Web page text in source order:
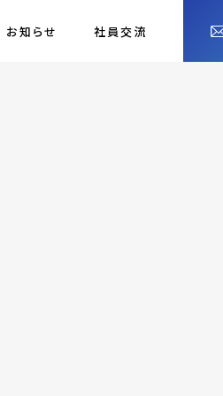
お知らせ 社員交流